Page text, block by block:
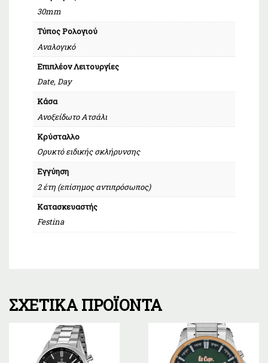
30mm
Τύπος Ρολογιού
Αναλογικό
Επιπλέον Λειτουργίες
Date, Day
Κάσα
Ανοξείδωτο Ατσάλι
Κρύσταλλο
Ορυκτό ειδικής σκλήρυνσης
Εγγύηση
2 έτη (επίσημος αντιπρόσωπος)
Κατασκευαστής
Festina
ΣΧΕΤΙΚΆ ΠΡΟΪΌΝΤΑ